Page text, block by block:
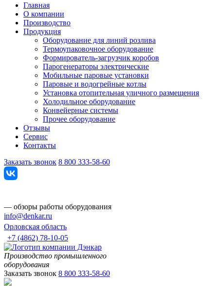
Главная
О компании
Производство
Продукция
Оборудование для линий розлива
Термоупаковочное оборудование
Формирователь-загрузчик коробов
Парогенераторы электрические
Мобильные паровые установки
Паровые и водогрейные котлы
Установка отопительная уличного размещения
Холодильное оборудование
Конвейерные системы
Прочее оборудование
Отзывы
Сервис
Контакты
Заказать звонок 8 800 333-58-60
— обзоры работы оборудования
info@denkar.ru
Орловская область
+7 (4862) 78-10-05
Производство промышленного
оборудования
Заказать звонок 8 800 333-58-60